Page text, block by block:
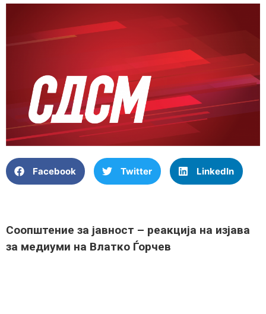
Facebook Twitter LinkedIn
Соопштение за јавност – реакција на изјава
за медиуми на Влатко Ѓорчев